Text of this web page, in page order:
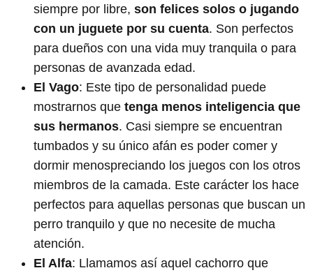
siempre por libre, son felices solos o jugando
con un juguete por su cuenta. Son perfectos
para dueños con una vida muy tranquila o para
personas de avanzada edad.
El Vago: Este tipo de personalidad puede
mostrarnos que tenga menos inteligencia que
sus hermanos. Casi siempre se encuentran
tumbados y su único afán es poder comer y
dormir menospreciando los juegos con los otros
miembros de la camada. Este carácter los hace
perfectos para aquellas personas que buscan un
perro tranquilo y que no necesite de mucha
atención.
El Alfa: Llamamos así aquel cachorro que